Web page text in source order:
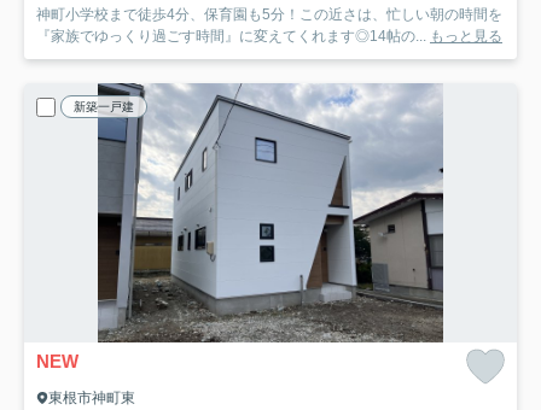
神町小学校まで徒歩4分、保育園も5分！この近さは、忙しい朝の時間を
『家族でゆっくり過ごす時間』に変えてくれます◎14帖の... もっと見る
新築一戸建
NEW
東根市神町東